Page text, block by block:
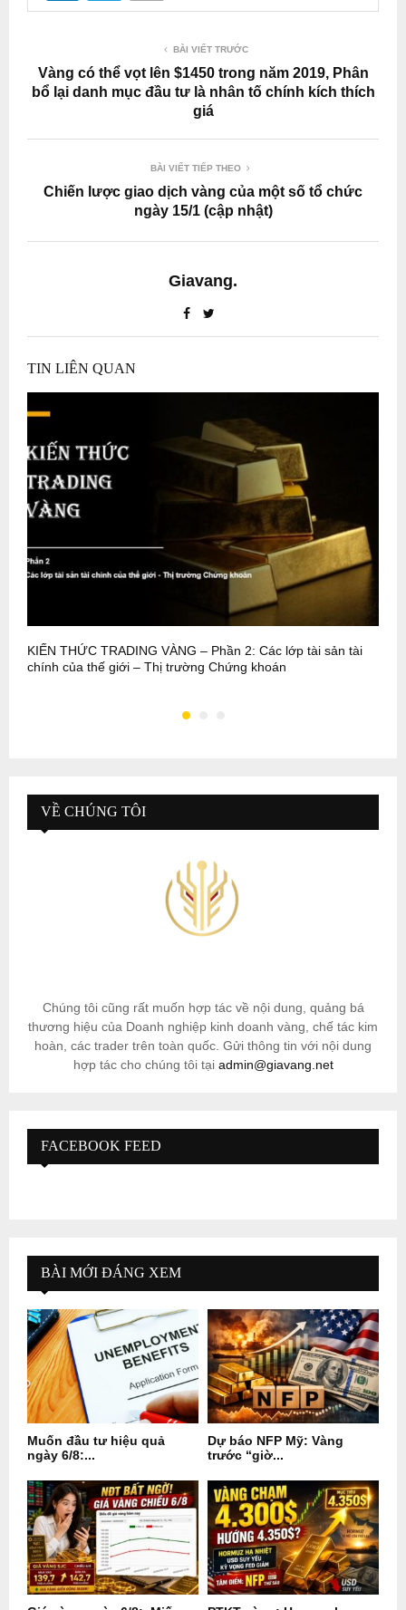
BÀI VIẾT TRƯỚC
Vàng có thể vọt lên $1450 trong năm 2019, Phân
bổ lại danh mục đầu tư là nhân tố chính kích thích
giá
BÀI VIẾT TIẾP THEO
Chiến lược giao dịch vàng của một số tổ chức
ngày 15/1 (cập nhật)
Giavang.
TIN LIÊN QUAN
KIẾN THỨC TRADING VÀNG – Phần 2: Các lớp tài sản tài
chính của thế giới – Thị trường Chứng khoán
VỀ CHÚNG TÔI
Chúng tôi cũng rất muốn hợp tác về nội dung, quảng bá
thương hiệu của Doanh nghiệp kinh doanh vàng, chế tác kim
hoàn, các trader trên toàn quốc. Gửi thông tin với nội dung
hợp tác cho chúng tôi tại admin@giavang.net
FACEBOOK FEED
BÀI MỚI ĐÁNG XEM
Muốn đầu tư hiệu quả
ngày 6/8:...
Dự báo NFP Mỹ: Vàng
trước “giờ...